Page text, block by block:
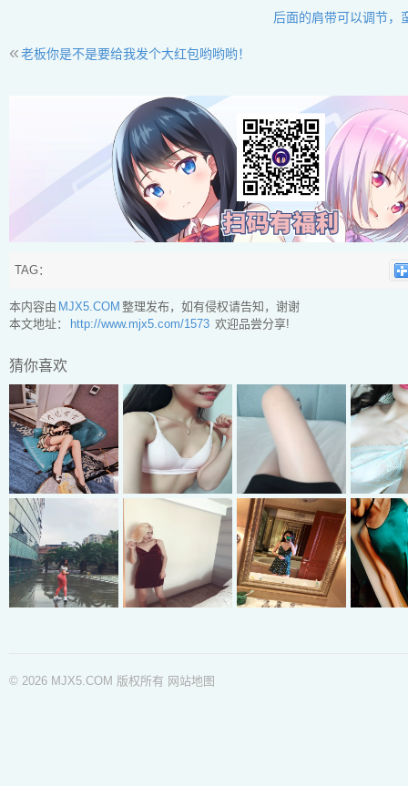
后面的肩带可以调节，
«老板你是不是要给我发个大红包哟哟哟！
TAG：
本内容由 MJX5.COM 整理发布，如有侵权请告知，谢谢
本文地址：
http://www.mjx5.com/1573 欢迎品尝分享!
猜你喜欢
© 2026 MJX5.COM 版权所有 网站地图